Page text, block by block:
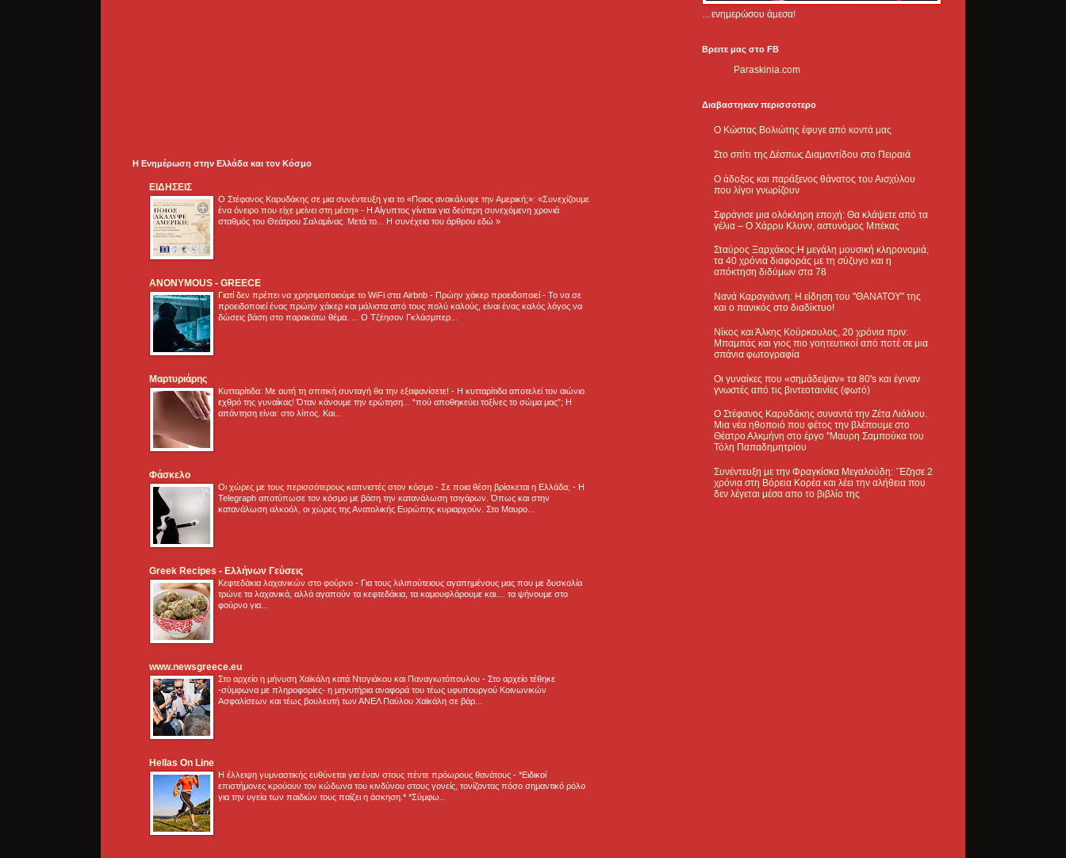
Η Ενημέρωση στην Ελλάδα και τoν Κόσμο
ΕΙΔΗΣΕΙΣ
Ο Στέφανος Καρυδάκης σε μια συνέντευξη για το «Ποιος ανακάλυψε την Αμερική;»: «Συνεχίζουμε
ένα όνειρο που είχε μείνει στη μέση» - Η Αίγυπτος γίνεται για δεύτερη συνεχόμενη χρονιά
σταθμός του Θεάτρου Σαλαμίνας. Μετά το... Η συνέχεια του άρθρου εδώ »
ANONYMOUS - GREECE
Γιατί δεν πρέπει να χρησιμοποιούμε το WiFi στα Airbnb - Πρώην χάκερ προειδοποιεί- Το να σε
προειδοποιεί ένας πρώην χάκερ και μάλιστα από τους πολύ καλούς, είναι ένας καλός λόγος να
δώσεις βάση στο παρακάτω θέμα. ... Ο Τζέησον Γκλάσμπερ...
Μαρτυριάρης
Κυτταρίτιδα: Με αυτή τη σπιτική συνταγή θα την εξαφανίσετε! - H κυτταρίτιδα αποτελεί τον αιώνιο
εχθρό της γυναίκας! Όταν κάνουμε την ερώτηση... “πού αποθηκεύει τοξίνες το σώμα μας”; Η
απάντηση είναι: στο λίπος. Και...
Φάσκελο
Οι χώρες με τους περισσότερους καπνιστές στον κόσμο - Σε ποια θέση βρίσκεται η Ελλάδα; - Η
Telegraph αποτύπωσε τον κόσμο με βάση την κατανάλωση τσιγάρων. Όπως και στην
κατανάλωση αλκοόλ, οι χώρες της Ανατολικής Ευρώπης κυριαρχούν. Στο Μαυρο...
Greek Recipes - Ελλήνων Γεύσεις
Κεφτεδάκια λαχανικών στο φούρνο - Για τους λιλιπούτειους αγαπημένους μας που με δυσκολία
τρώνε τα λαχανικά, αλλά αγαπούν τα κεφτεδάκια, τα καμουφλάρουμε και.... τα ψήνουμε στο
φούρνο για...
www.newsgreece.eu
Στο αρχείο η μήνυση Χαϊκάλη κατά Ντογιάκου και Παναγιωτόπουλου - Στο αρχείο τέθηκε
-σύμφωνα με πληροφορίες- η μηνυτήρια αναφορά του τέως υφυπουργού Κοινωνικών
Ασφαλίσεων και τέως βουλευτή των ΑΝΕΛ Παύλου Χαϊκάλη σε βάρ...
Hellas On Line
Η έλλειψη γυμναστικής ευθύνεται για έναν στους πέντε πρόωρους θανάτους - *Ειδικοί
επιστήμονες κρούουν τον κώδωνα του κινδύνου στους γονείς, τονίζοντας πόσο σημαντικό ρόλο
για την υγεία των παιδιών τους παίζει η άσκηση.* *Σύμφω...
... ενημερώσου άμεσα!
Βρειτε μας στο FB
Paraskinia.com
Διαβαστηκαν περισσοτερο
Ο Κώστας Βολιώτης έφυγε από κοντά μας
Στο σπίτι της Δέσπως Διαμαντίδου στο Πειραιά
Ο άδοξος και παράξενος θάνατος του Αισχύλου
που λίγοι γνωρίζουν
Σφράγισε μια ολόκληρη εποχή: Θα κλάψετε από τα
γέλια – Ο Χάρρυ Κλυνν, αστυνόμος Μπέκας
Σταύρος Ξαρχάκος:Η μεγάλη μουσική κληρονομιά,
τα 40 χρόνια διαφοράς με τη σύζυγο και η
απόκτηση διδύμων στα 78
Νανά Καραγιάννη: Η είδηση του "ΘΑΝΑΤΟΥ" της
και ο πανικός στο διαδίκτυο!
Νίκος και Άλκης Κούρκουλος, 20 χρόνια πριν:
Μπαμπάς και γιος πιο γοητευτικοί από ποτέ σε μια
σπάνια φωτογραφία
Οι γυναίκες που «σημάδεψαν» τα 80's και έγιναν
γνωστές από τις βιντεοταινίες (φωτό)
Ο Στέφανος Καρυδάκης συναντά την Ζέτα Λιάλιου.
Μια νέα ηθοποιό που φέτος την βλέπουμε στο
Θέατρο Αλκμήνη στο έργο "Μαυρη Σαμπούκα του
Τόλη Παπαδημητρίου
Συνέντευξη με την Φραγκίσκα Μεγαλούδη: ΄Έζησε 2
χρόνια στη Βόρεια Κορέα και λέει την αλήθεια που
δεν λέγεται μέσα απο το βιβλίο της